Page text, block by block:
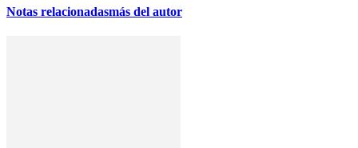
Notas relacionadasmás del autor